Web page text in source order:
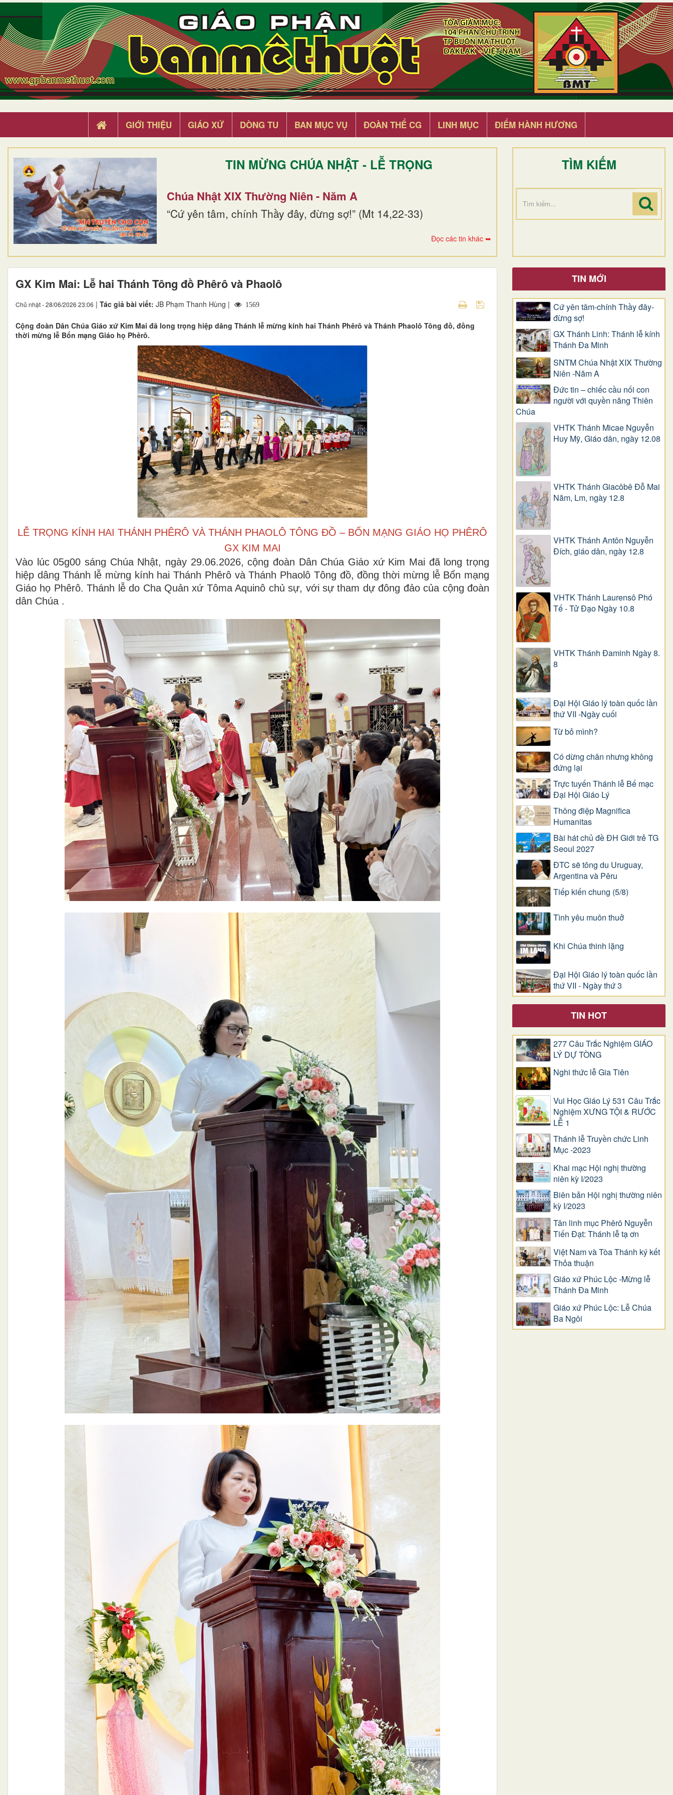
GIỚI THIỆU GIÁO XỨ DÒNG TU BAN MỤC VỤ ĐOÀN THỂ CG LINH MỤC ĐIỂM HÀNH HƯƠNG
TIN MỪNG CHÚA NHẬT - LỄ TRỌNG
Chúa Nhật XIX Thường Niên - Năm A
“Cứ yên tâm, chính Thầy đây, đừng sợ!” (Mt 14,22-33)
Đọc các tin khác ➥
TÌM KIẾM
GX Kim Mai: Lễ hai Thánh Tông đồ Phêrô và Phaolô
Chủ nhật - 28/06/2026 23:06 | Tác giả bài viết: JB Phạm Thanh Hùng | 1569
Cộng đoàn Dân Chúa Giáo xứ Kim Mai đã long trọng hiệp dâng Thánh lễ mừng kính hai Thánh Phêrô và Thánh Phaolô Tông đồ, đồng
thời mừng lễ Bổn mạng Giáo họ Phêrô.
LỄ TRỌNG KÍNH HAI THÁNH PHÊRÔ VÀ THÁNH PHAOLÔ TÔNG ĐỒ – BỔN MẠNG GIÁO HỌ PHÊRÔ
GX KIM MAI
Vào lúc05g00 sáng Chúa Nhật, ngày 29.06.2026, cộng đoàn Dân Chúa Giáo xứ Kim Mai đã long trọng
hiệp dâng Thánh lễ mừng kính hai Thánh Phêrô và Thánh Phaolô Tông đồ, đồng thời mừng lễ Bổn mạng
Giáo họ Phêrô. Thánh lễ do Cha Quản xứ Tôma Aquinô chủ sự, với sự tham dự đông đảo của cộng đoàn
dân Chúa .
TIN MỚI
Cứ yên tâm-chính Thầy đây-
đừng sợ!
GX Thánh Linh: Thánh lễ kính
Thánh Đa Minh
SNTM Chúa Nhật XIX Thường
Niên -Năm A
Đức tin – chiếc cầu nối con
người với quyền năng Thiên
Chúa
VHTK Thánh Micae Nguyễn
Huy Mỹ, Giáo dân, ngày 12.08
VHTK Thánh Giacôbê Ðỗ Mai
Năm, Lm, ngày 12.8
VHTK Thánh Antôn Nguyễn
Ðích, giáo dân, ngày 12.8
VHTK Thánh Laurensô Phó
Tế - Tử Đạo Ngày 10.8
VHTK Thánh Đaminh Ngày 8.
8
Đại Hội Giáo lý toàn quốc lần
thứ VII -Ngày cuối
Từ bỏ mình?
Có dừng chân nhưng không
đứng lại
Trực tuyến Thánh lễ Bế mạc
Đại Hội Giáo Lý
Thông điệp Magnifica
Humanitas
Bài hát chủ đề ĐH Giới trẻ TG
Seoul 2027
ĐTC sẽ tông du Uruguay,
Argentina và Pêru
Tiếp kiến chung (5/8)
Tình yêu muôn thuở
Khi Chúa thinh lặng
Đại Hội Giáo lý toàn quốc lần
thứ VII - Ngày thứ 3
TIN HOT
277 Câu Trắc Nghiệm GIÁO
LÝ DỰ TÒNG
Nghi thức lễ Gia Tiên
Vui Học Giáo Lý 531 Câu Trắc
Nghiệm XƯNG TỘI & RƯỚC
LỄ 1
Thánh lễ Truyền chức Linh
Mục -2023
Khai mạc Hội nghị thường
niên kỳ I/2023
Biên bản Hội nghị thường niên
kỳ I/2023
Tân linh mục Phêrô Nguyễn
Tiến Đạt: Thánh lễ tạ ơn
Việt Nam và Tòa Thánh ký kết
Thỏa thuận
Giáo xứ Phúc Lộc -Mừng lễ
Thánh Đa Minh
Giáo xứ Phúc Lộc: Lễ Chúa
Ba Ngôi